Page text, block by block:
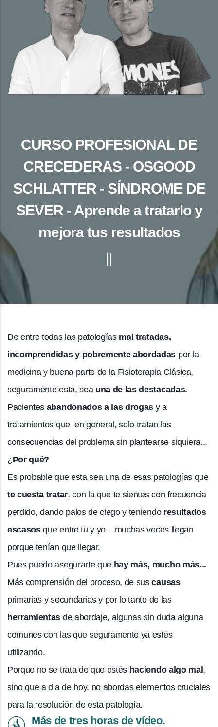
CURSO PROFESIONAL DE
CRECEDERAS - OSGOOD
SCHLATTER - SÍNDROME DE
SEVER - Aprende a tratarlo y
mejora tus resultados
De entre todas las patologías mal tratadas,
incomprendidas y pobremente abordadas por la
medicina y buena parte de la Fisioterapia Clásica,
seguramente esta, sea una de las destacadas.
Pacientes abandonados a las drogas y a
tratamientos que en general, solo tratan las
consecuencias del problema sin plantearse siquiera...
¿Por qué?
Es probable que esta sea una de esas patologías que
te cuesta tratar, con la que te sientes con frecuencia
perdido, dando palos de ciego y teniendo resultados
escasosque entre tu y yo... muchas veces llegan
porque tenían que llegar.
Pues puedo asegurarte que hay más, mucho más...
Más comprensión del proceso, de suscausas
primarias y secundarias y por lo tanto de las
herramientas de abordaje, algunas sin duda alguna
comunes con las que seguramente ya estés
utilizando.
Porque no se trata de que estés haciendo algo mal ,
sino que a dia de hoy, no abordas elementos cruciales
para la resolución de esta patología.
Más de tres horas de vídeo.